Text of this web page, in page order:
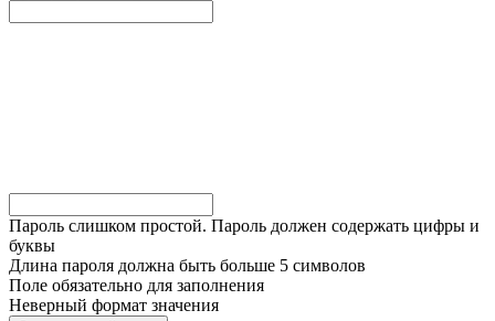
Пароль слишком простой. Пароль должен содержать цифры и
буквы
Длина пароля должна быть больше 5 символов
Поле обязательно для заполнения
Неверный формат значения